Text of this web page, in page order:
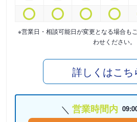
※営業日・相談可能日が変更となる場合も
わせください。
詳しくはこち
営業時間内